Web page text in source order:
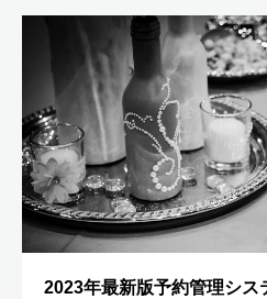
2023年最新版予約管理シス